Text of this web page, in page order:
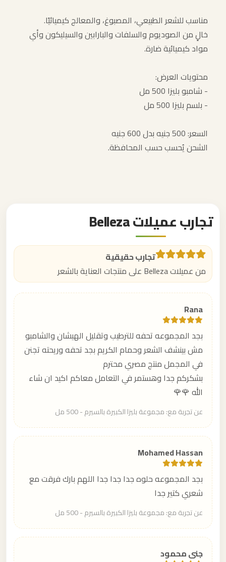
مناسب للشعر الطبيعي، المصبوغ، والمعالج كيميائيًا.
خالٍ من الصوديوم والسلفات والبارابين والسيليكون وأي
مواد كيميائية ضارة.
محتويات العرض:
- شامبو بليزا 500 مل
- بلسم بليزا 500 مل
السعر: 500 جنيه بدل 600 جنيه
الشحن يُحسب حسب المحافظة.
تجارب عميلات Belleza
تجارب حقيقية
من عميلات Belleza على منتجات العناية بالشعر
Rana
بجد المجموعه تحفه للترطيب وتقليل الهيشان والشامبو
مش بينشف الشعر وحمام الكريم بجد تحفه وريحته تجنن
في المجمل منتج مصري محترم
بشكركم جدا وهستمر في التعامل معاكم اكيد ان شاء
الله 🌹🌹
عن تجربة مع: مجموعة بليزا الكبيرة بالسيرم - 500 مل
Mohamed Hassan
بجد المجموعه حلوه جدا جدا جدا اللهم بارك فرقت مع
شعري كتير جدا
عن تجربة مع: مجموعة بليزا الكبيرة بالسيرم - 500 مل
جنى محمود